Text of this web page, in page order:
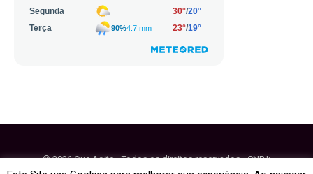
© 2026 Que Agito - Todos os direitos reservados - CNPJ: